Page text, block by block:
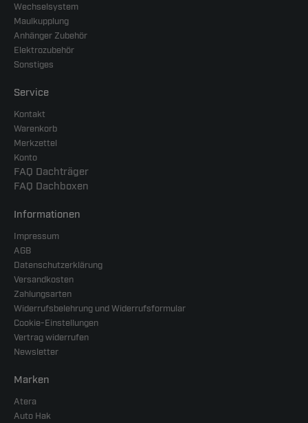
Wechselsystem
Maulkupplung
Anhänger Zubehör
Elektrozubehör
Sonstiges
Service
Kontakt
Warenkorb
Merkzettel
Konto
FAQ Dachträger
FAQ Dachboxen
Informationen
Impressum
AGB
Datenschutzerklärung
Versandkosten
Zahlungsarten
Widerrufsbelehrung und Widerrufsformular
Cookie-Einstellungen
Vertrag widerrufen
Newsletter
Marken
Atera
Auto Hak